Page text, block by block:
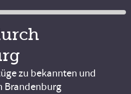
zu bekannten und
Brandenburg